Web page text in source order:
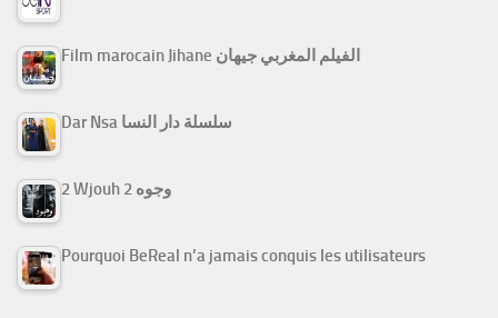
Film marocain Jihane الفيلم المغربي جيهان
Dar Nsa سلسلة دار النسا
2 Wjouh 2 وجوه
Pourquoi BeReal n’a jamais conquis les utilisateurs